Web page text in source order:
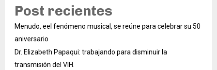
Post recientes
Menudo, eel fenómeno musical, se reúne para celebrar su 50
aniversario
Dr. Elizabeth Papaqui: trabajando para disminuir la
transmisión del VIH.